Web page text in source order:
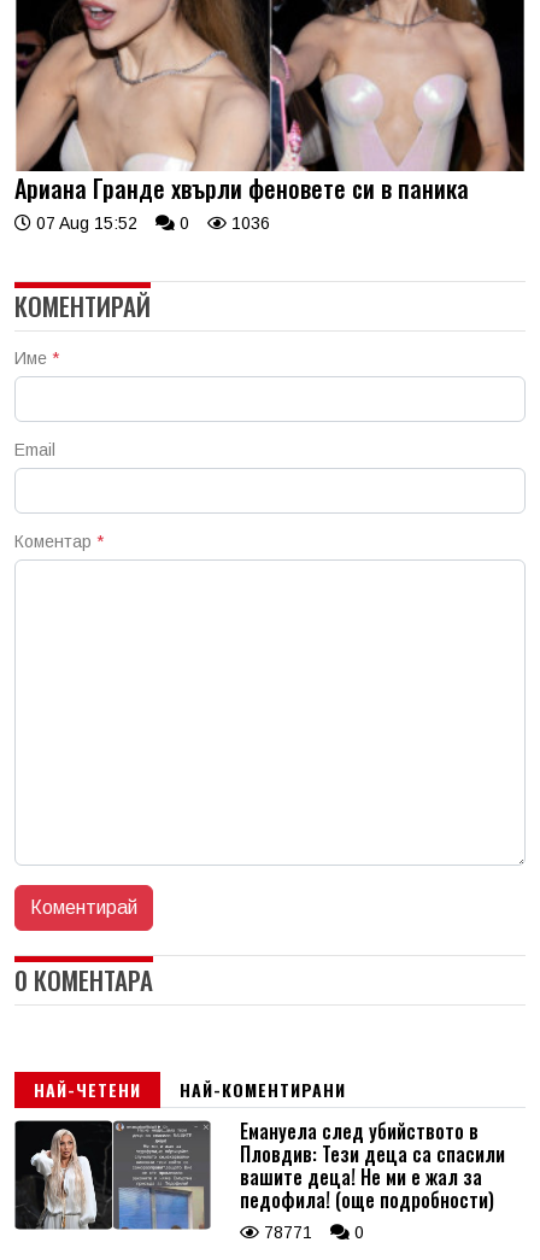
Ариана Гранде хвърли феновете си в паника
07 Aug 15:52 0 1036
КОМЕНТИРАЙ
Име *
Email
Коментар *
0 КОМЕНТАРА
НАЙ-ЧЕТЕНИ НАЙ-КОМЕНТИРАНИ
Емануела след убийството в
Пловдив: Тези деца са спасили
вашите деца! Не ми е жал за
педофила! (още подробности)
78771 0